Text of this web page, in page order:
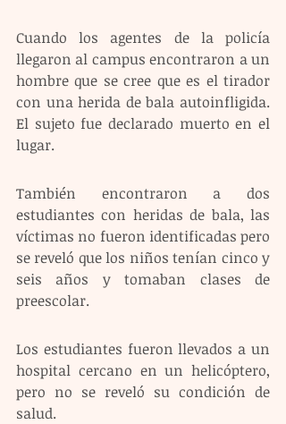
Cuando los agentes de la policía
llegaron al campus encontraron a un
hombre que se cree que es el tirador
con una herida de bala autoinfligida.
El sujeto fue declarado muerto en el
lugar.
También encontraron a dos
estudiantes con heridas de bala, las
víctimas no fueron identificadas pero
se reveló que los niños tenían cinco y
seis años y tomaban clases de
preescolar.
Los estudiantes fueron llevados a un
hospital cercano en un helicóptero,
pero no se reveló su condición de
salud.